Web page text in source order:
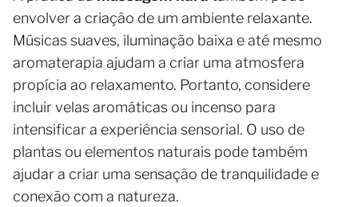
envolver a criação de um ambiente relaxante.
Músicas suaves, iluminação baixa e até mesmo
aromaterapia ajudam a criar uma atmosfera
propícia ao relaxamento. Portanto, considere
incluir velas aromáticas ou incenso para
intensificar a experiência sensorial. O uso de
plantas ou elementos naturais pode também
ajudar a criar uma sensação de tranquilidade e
conexão com a natureza.